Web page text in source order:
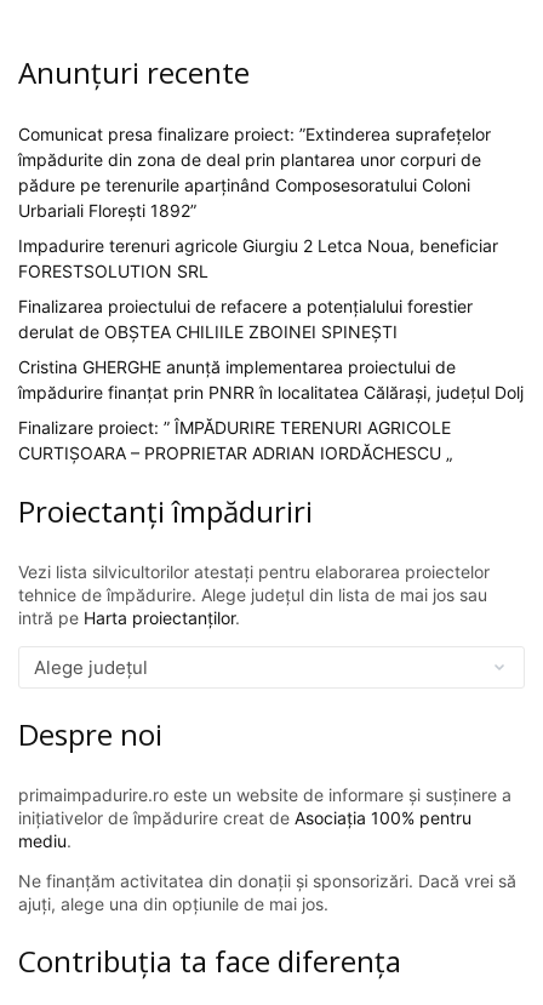
Anunțuri recente
Comunicat presa finalizare proiect: ”Extinderea suprafețelor
împădurite din zona de deal prin plantarea unor corpuri de
pădure pe terenurile aparținând Composesoratului Coloni
Urbariali Florești 1892”
Impadurire terenuri agricole Giurgiu 2 Letca Noua, beneficiar
FORESTSOLUTION SRL
Finalizarea proiectului de refacere a potențialului forestier
derulat de OBȘTEA CHILIILE ZBOINEI SPINEȘTI
Cristina GHERGHE anunță implementarea proiectului de
împădurire finanțat prin PNRR în localitatea Călărași, județul Dolj
Finalizare proiect: ” ÎMPĂDURIRE TERENURI AGRICOLE
CURTIȘOARA – PROPRIETAR ADRIAN IORDĂCHESCU „
Proiectanți împăduriri
Vezi lista silvicultorilor atestați pentru elaborarea proiectelor
tehnice de împădurire. Alege județul din lista de mai jos sau
intră pe Harta proiectanților.
Despre noi
primaimpadurire.ro este un website de informare și susținere a
inițiativelor de împădurire creat de Asociația 100% pentru
mediu.
Ne finanțăm activitatea din donații și sponsorizări. Dacă vrei să
ajuți, alege una din opțiunile de mai jos.
Contribuția ta face diferența